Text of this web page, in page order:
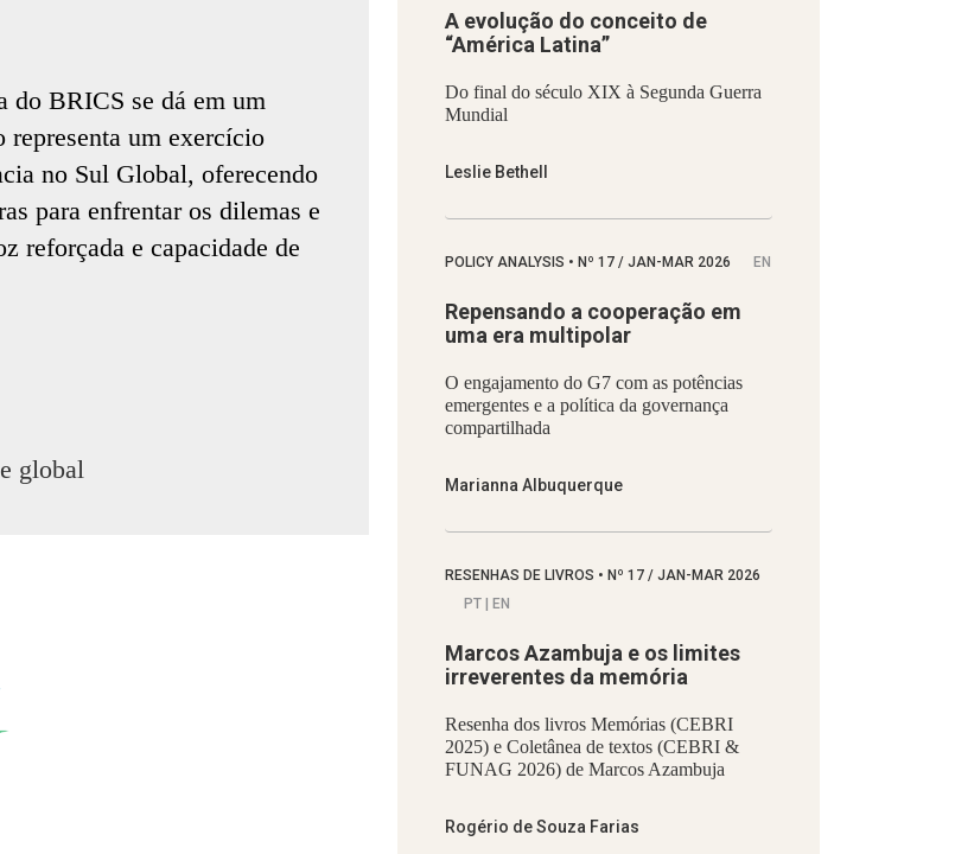
do BRICS se dá em um
um exercício
no Sul Global, oferecendo
para enfrentar os dilemas e
reforçada e capacidade de
global
A evolução do conceito de
“América Latina”
Do final do século XIX à Segunda Guerra
Mundial
Leslie Bethell
POLICY ANALYSIS • Nº 17 / JAN-MAR 2026 EN
Repensando a cooperação em
uma era multipolar
O engajamento do G7 com as potências
emergentes e a política da governança
compartilhada
Marianna Albuquerque
RESENHAS DE LIVROS • Nº 17 / JAN-MAR 2026
PT | EN
Marcos Azambuja e os limites
irreverentes da memória
Resenha dos livros Memórias (CEBRI
2025) e Coletânea de textos (CEBRI &
FUNAG 2026) de Marcos Azambuja
Rogério de Souza Farias